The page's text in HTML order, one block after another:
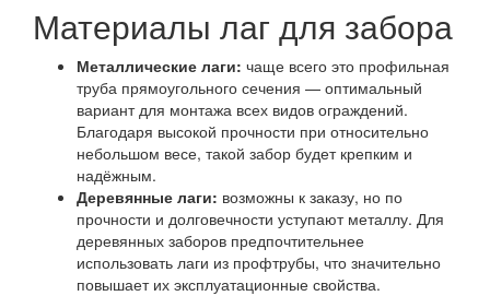
Материалы лаг для забора
Металлические лаги: чаще всего это профильная
труба прямоугольного сечения — оптимальный
вариант для монтажа всех видов ограждений.
Благодаря высокой прочности при относительно
небольшом весе, такой забор будет крепким и
надёжным.
Деревянные лаги: возможны к заказу, но по
прочности и долговечности уступают металлу. Для
деревянных заборов предпочтительнее
использовать лаги из профтрубы, что значительно
повышает их эксплуатационные свойства.